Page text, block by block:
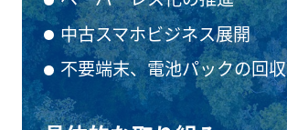
中古スマホビジネス展開
不要端末、電池パックの回収